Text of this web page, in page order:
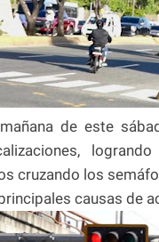
de este
cruzando los
causas de